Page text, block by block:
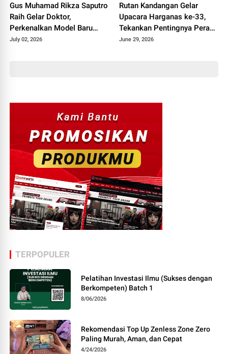
Gus Muhamad Rikza Saputro
Raih Gelar Doktor,
Perkenalkan Model Baru
Pendidikan Agama Islam
July 02, 2026
Rutan Kandangan Gelar
Upacara Harganas ke-33,
Tekankan Pentingnya Peran
Keluarga dalam Mendidik
June 29, 2026
TERPOPULER
Pelatihan Investasi Ilmu (Sukses dengan
Berkompeten) Batch 1
8/06/2026
Rekomendasi Top Up Zenless Zone Zero
Paling Murah, Aman, dan Cepat
4/24/2026